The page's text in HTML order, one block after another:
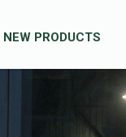
NEW PRODUCTS